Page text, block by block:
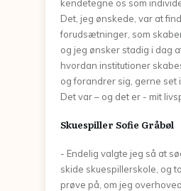
kendetegne os som
Det, jeg ønskede, var at
forudsætninger, som
og jeg ønsker stadig i dag
hvordan institutioner
og forandrer sig, gerne set
Det var – og det er - mit
Skuespiller Sofie Gråbøl
- Endelig valgte jeg så at
skide skuespillerskole, og
prøve på, om jeg